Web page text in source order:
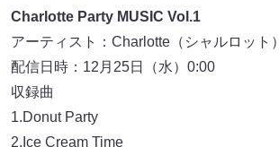
Charlotte Party MUSIC Vol.1
アーティスト：Charlotte（シャルロット）
配信日時：12月25日（水）0:00
収録曲
1.Donut Party
2.Ice Cream Time